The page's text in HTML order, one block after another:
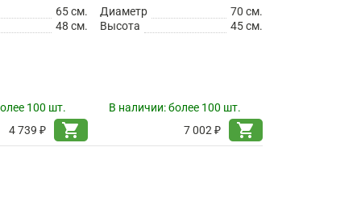
65 см.
48 см.
100 шт.
4 739 ₽
shopping_cart
Диаметр
70 см.
Высота
45 см.
В наличии:более 100 шт.
7 002 ₽
shopping_cart